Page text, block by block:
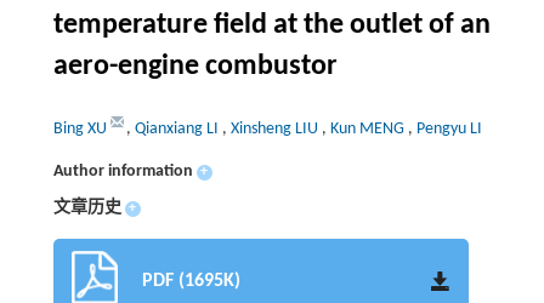
temperature field at the outlet of an
aero-engine combustor
Bing XU , Qianxiang LI , Xinsheng LIU , Kun MENG , Pengyu LI
Author information +
文章历史 +
PDF (1695K)